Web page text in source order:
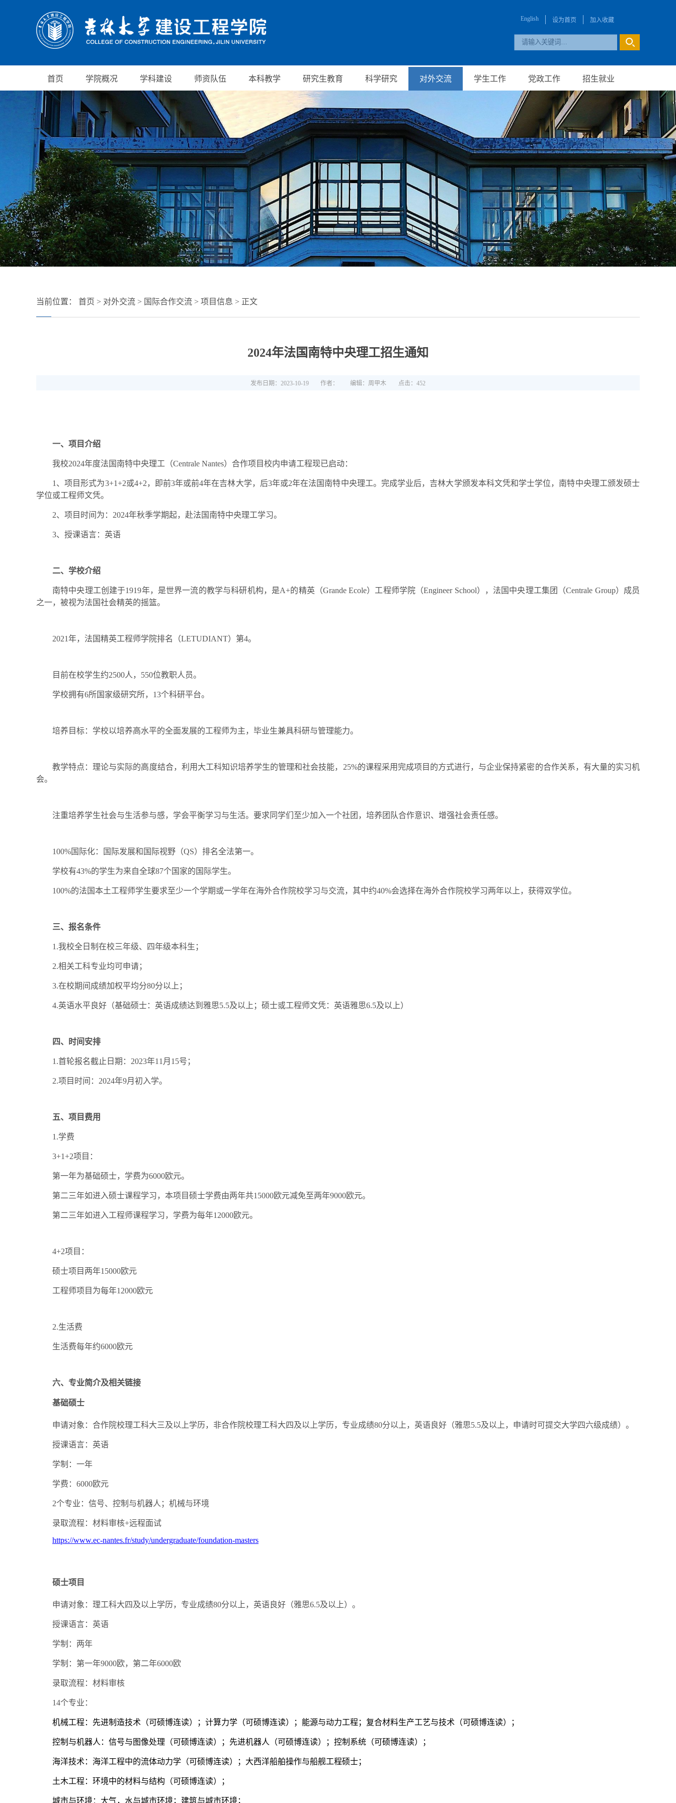
English 设为首页 加入收藏
首页 学院概况 学科建设 师资队伍 本科教学 研究生教育 科学研究 对外交流 学生工作 党政工作 招生就业
当前位置： 首页 > 对外交流 > 国际合作交流 > 项目信息 > 正文
2024年法国南特中央理工招生通知
发布日期：2023-10-19 作者： 编辑：周甲木 点击： 452
一、项目介绍
我校2024年度法国南特中央理工（Centrale Nantes）合作项目校内申请工程现已启动：
1 、项目形式为3+1+2或4+2，即前3年或前4年在吉林大学，后3年或2年在法国南特中央理工。完成学业后，吉林大学颁发本科文凭和学士学位，南特中央理工颁发硕士
学位或工程师文凭。
2、项目时间为： 2024年秋季学期起，赴法国南特中央理工学习。
3、授课语言：英语
二、学校介绍
南特中央理工创建于1919年，是世界一流的教学与科研机构，是A+的精英（Grande Ecole）工程师学院（Engineer School），法国中央理工集团（Centrale Group）成员
之一，被视为法国社会精英的摇篮。
2021年，法国精英工程师学院排名（LETUDIANT）第4。
目前在校学生约2500人， 550位教职人员。
学校拥有6所国家级研究所， 13个科研平台。
培养目标：学校以培养高水平的全面发展的工程师为主，毕业生兼具科研与管理能力。
教学特点：理论与实际的高度结合，利用大工科知识培养学生的管理和社会技能， 25%的课程采用完成项目的方式进行，与企业保持紧密的合作关系，有大量的实习机
会。
注重培养学生社会与生活参与感，学会平衡学习与生活。要求同学们至少加入一个社团，培养团队合作意识、增强社会责任感。
100%国际化：国际发展和国际视野（QS）排名全法第一。
学校有43%的学生为来自全球87个国家的国际学生。
100%的法国本土工程师学生要求至少一个学期或一学年在海外合作院校学习与交流，其中约40%会选择在海外合作院校学习两年以上，获得双学位。
三、报名条件
1.我校全日制在校三年级、四年级本科生；
2.相关工科专业均可申请；
3.在校期间成绩加权平均分80分以上；
4.英语水平良好（基础硕士：英语成绩达到雅思5.5及以上；硕士或工程师文凭：英语雅思6.5及以上）
四、时间安排
1.首轮报名截止日期： 2023年11 月 15号 ；
2.项目时间： 2024年9月初入学。
五、项目费用
1.学费
3+1+2项目：
第一年为基础硕士，学费为6000欧元。
第二三年如进入硕士课程学习，本项目硕士学费由两年共15000欧元减免至两年9000欧元。
第二三年如进入工程师课程学习，学费为每年12000欧元。
4+2项目：
硕士项目两年15000欧元
工程师项目为每年12000欧元
2.生活费
生活费每年约6000欧元
六、专业简介及相关链接
基础硕士
申请对象：合作院校理工科大三及以上学历，非合作院校理工科大四及以上学历，专业成绩80分以上，英语良好（雅思5.5及以上，申请时可提交大学四六级成绩）。
授课语言：英语
学制：一年
学费： 6000欧元
2个专业：信号、控制与机器人；机械与环境
录取流程：材料审核+远程面试
https://www.ec-nantes.fr/study/undergraduate/foundation-masters
硕士项目
申请对象：理工科大四及以上学历，专业成绩80分以上，英语良好（雅思6.5及以上）。
授课语言：英语
学制：两年
学制：第一年9000欧，第二年6000欧
录取流程：材料审核
14个专业：
机械工程：先进制造技术（可硕博连读）；计算力学（可硕博连读）；能源与动力工程；复合材料生产工艺与技术（可硕博连读）；
控制与机器人：信号与图像处理（可硕博连读）；先进机器人（可硕博连读）；控制系统（可硕博连读）；
海洋技术：海洋工程中的流体动力学（可硕博连读）；大西洋船舶操作与船舰工程硕士；
土木工程：环境中的材料与结构（可硕博连读）；
城市与环境：大气，水与城市环境；建筑与城市环境；